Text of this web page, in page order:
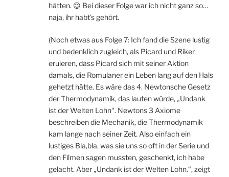
hätten. 😉 Bei dieser Folge war ich nicht ganz so…
naja, ihr habt’s gehört.
(Noch etwas aus Folge 7: Ich fand die Szene lustig
und bedenklich zugleich, als Picard und Riker
eruieren, dass Picard sich mit seiner Aktion
damals, die Romulaner ein Leben lang auf den Hals
gehetzt hätte. Es wäre das 4. Newtonsche Gesetz
der Thermodynamik, das lauten würde, „Undank
ist der Welten Lohn“. Newtons 3 Axiome
beschreiben die Mechanik, die Thermodynamik
kam lange nach seiner Zeit. Also einfach ein
lustiges Bla,bla, was sie uns so oft in der Serie und
den Filmen sagen mussten, geschenkt, ich habe
gelacht. Aber „Undank ist der Welten Lohn.“, zeigt